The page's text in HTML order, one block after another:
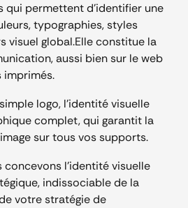
qui permettent d’identifier une
typographies, styles
visuel global.Elle constitue la
aussi bien sur le web
imprimés.
logo, l’identité visuelle
complet, qui garantit la
sur tous vos supports.
concevons l’identité visuelle
indissociable de la
votre stratégie de